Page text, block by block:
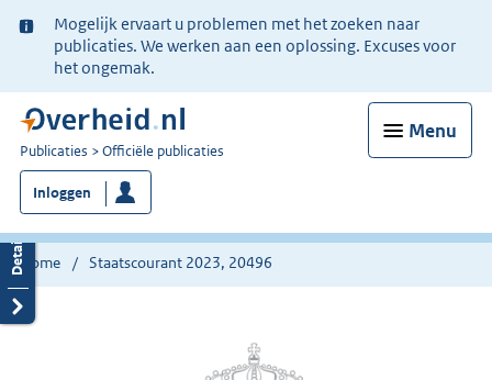
Ter
informatie:
Mogelijk ervaart u problemen met het zoeken naar
publicaties. We werken aan een oplossing. Excuses voor
het ongemak.
Menu
U
bent
nu
hier:
Publicaties Officiële publicaties
Inloggen
Home Staatscourant 2023, 20496